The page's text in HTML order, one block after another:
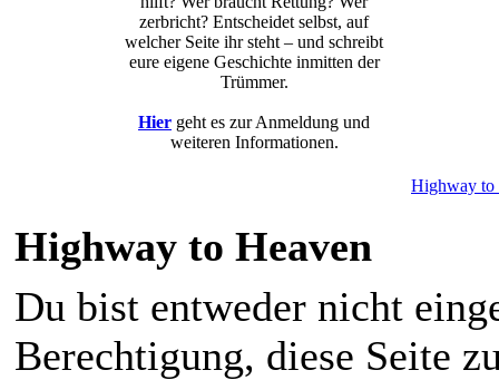
zerbricht? Entscheidet selbst, auf
welcher Seite ihr steht – und schreibt
eure eigene Geschichte inmitten der
Trümmer.
Hier geht es zur Anmeldung und
weiteren Informationen.
Highway to
Highway to Heaven
Du bist entweder nicht
Berechtigung, diese Seite